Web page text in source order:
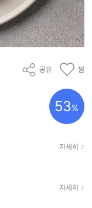
공유 찜
53%
자세히
자세히